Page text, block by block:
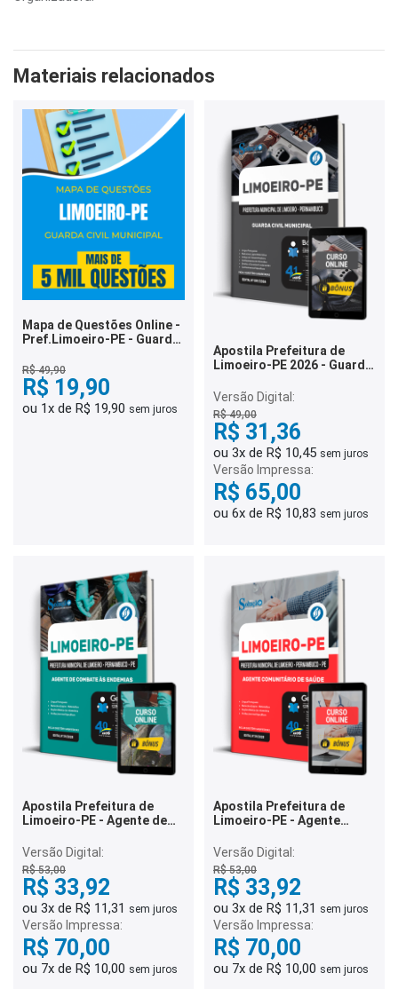
Materiais relacionados
Mapa de Questões Online -
Pref.Limoeiro-PE - Guarda
Questões
R$ 49,90
R$ 19,90
ou 1x de R$ 19,90 sem juros
Apostila Prefeitura de
Limoeiro-PE 2026 - Guarda
Versão Digital:
R$ 49,00
R$ 31,36
ou 3x de R$ 10,45 sem juros
Versão Impressa:
R$ 65,00
ou 6x de R$ 10,83 sem juros
Apostila Prefeitura de
Limoeiro-PE - Agente de
Versão Digital:
R$ 53,00
R$ 33,92
ou 3x de R$ 11,31 sem juros
Versão Impressa:
R$ 70,00
ou 7x de R$ 10,00 sem juros
Apostila Prefeitura de
Limoeiro-PE - Agente
Versão Digital:
R$ 53,00
R$ 33,92
ou 3x de R$ 11,31 sem juros
Versão Impressa:
R$ 70,00
ou 7x de R$ 10,00 sem juros